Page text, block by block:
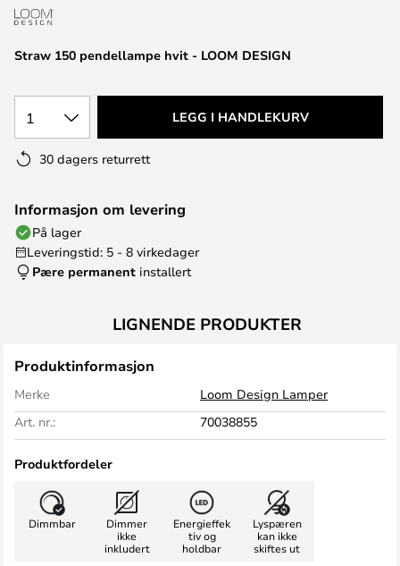
Straw 150 pendellampe hvit - LOOM DESIGN
1 LEGG I HANDLEKURV
30 dagers returrett
Informasjon om levering
På lager
Leveringstid: 5 - 8 virkedager
Pære permanent installert
LIGNENDE PRODUKTER
Produktinformasjon
Merke
Loom Design Lamper
Art. nr.:
70038855
Produktfordeler
Dimmbar
Dimmer
ikke
inkludert
Energieffek
tiv og
holdbar
Lyspæren
kan ikke
skiftes ut